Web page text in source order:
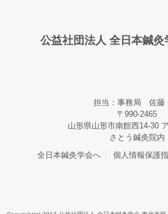
公益社団法人 全日本鍼灸
担当：事務局 佐
〒990-2465
山形県山形市南館西14-30
さとう鍼灸院内
全日本鍼灸学会へ
個人情報保護